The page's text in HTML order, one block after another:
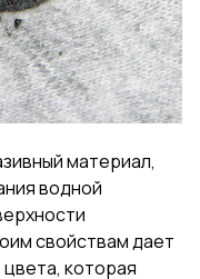
материал,
водной
свойствам дает
которая